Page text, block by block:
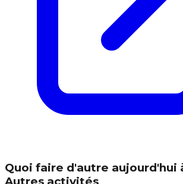
Quoi faire d'autre aujourd'hui